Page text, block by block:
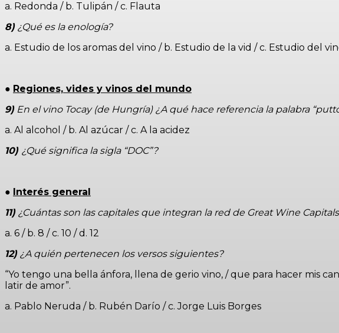
a. Redonda / b. Tulipán / c. Flauta
8)¿Qué es la enología?
a. Estudio de los aromas del vino / b. Estudio de la vid / c. Estudio del
● Regiones, vides y vinos del mundo
9) En el vino Tocay (de Hungría) ¿A qué hace referencia la palabra
a. Al alcohol / b. Al azúcar / c. A la acidez
10) ¿Qué significa la sigla “DOC”?
● Interés general
11) ¿Cuántas son las capitales que integran la red de Great Wine
a. 6 / b. 8 / c. 10 / d. 12
12) ¿A quién pertenecen los versos siguientes?
“Yo tengo una bella ánfora, llena de gerio vino, / que para hacer mis
latir de amor”.
a. Pablo Neruda / b. Rubén Darío / c. Jorge Luis Borges